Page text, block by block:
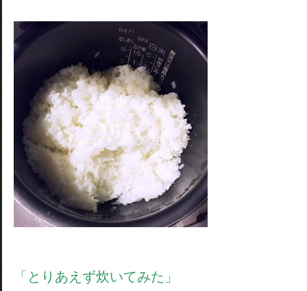
「とりあえず炊いてみた」